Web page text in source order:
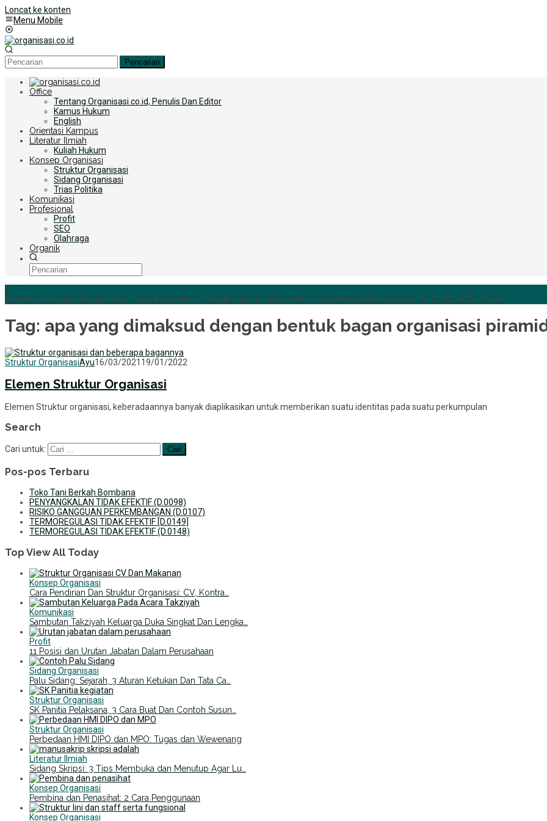
Loncat ke konten
Menu Mobile
Pencarian
Office
Tentang Organisasi.co.id, Penulis Dan Editor
Kamus Hukum
English
Orientasi Kampus
Literatur Ilmiah
Kuliah Hukum
Konsep Organisasi
Struktur Organisasi
Sidang Organisasi
Trias Politika
Komunikasi
Profesional
Profit
SEO
Olahraga
Organik
Aksioma Interelasi, Belajar Privat Gaya Komunikasi Terbaik untuk pejabat, politisi, akademisi, Publik Speaker Rp 25.000.000,-/Paket
Tag: apa yang dimaksud dengan bentuk bagan organisasi
Struktur OrganisasiAyu16/03/2021 19/01/2022
Elemen Struktur Organisasi
Elemen Struktur organisasi, keberadaannya banyak diaplikasikan untuk memberikan suatu identitas pada suatu perkumpulan
Search
Cari untuk:
Pos-pos Terbaru
Toko Tani Berkah Bombana
PENYANGKALAN TIDAK EFEKTIF (D.0098)
RISIKO GANGGUAN PERKEMBANGAN (D.0107)
TERMOREGULASI TIDAK EFEKTIF [D.0149]
TERMOREGULASI TIDAK EFEKTIF (D.0148)
Top View All Today
Konsep Organisasi
Cara Pendirian Dan Struktur Organisasi: CV, Kontra…
Komunikasi
Sambutan Takziyah Keluarga Duka Singkat Dan Lengka…
Profit
11 Posisi dan Urutan Jabatan Dalam Perusahaan
Sidang Organisasi
Palu Sidang: Sejarah, 3 Aturan Ketukan Dan Tata Ca…
Struktur Organisasi
SK Panitia Pelaksana, 3 Cara Buat Dan Contoh Susun…
Struktur Organisasi
Perbedaan HMI DIPO dan MPO: Tugas dan Wewenang
Literatur Ilmiah
Sidang Skripsi: 3 Tips Membuka dan Menutup Agar Lu…
Konsep Organisasi
Pembina dan Penasihat: 2 Cara Penggunaan
Konsep Organisasi